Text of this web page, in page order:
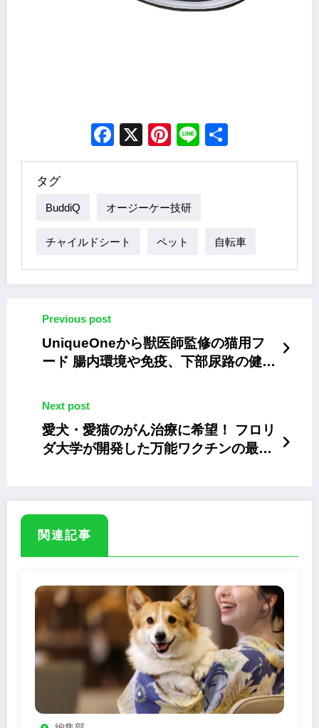
Facebook
X Pinterest
Line
タグ
BuddiQ オージーケー技研
チャイルドシート ペット 自転車
Previous post
UniqueOneから獣医師監修の猫用フ
ード 腸内環境や免疫、下部尿路の健康
Next post
愛犬・愛猫のがん治療に希望！ フロリ
ダ大学が開発した万能ワクチンの最新
関連記事